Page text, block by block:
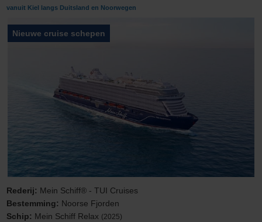
vanuit Kiel langs Duitsland en Noorwegen
Nieuwe cruise schepen
Rederij: Mein Schiff® - TUI Cruises
Bestemming: Noorse Fjorden
Schip: Mein Schiff Relax (2025)